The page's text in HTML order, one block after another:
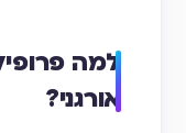
למה
אורגני?